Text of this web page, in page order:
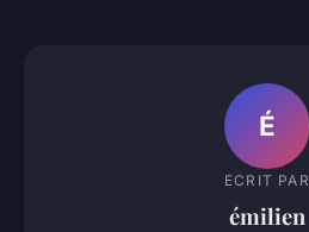
É
ECRIT PAR
émilien